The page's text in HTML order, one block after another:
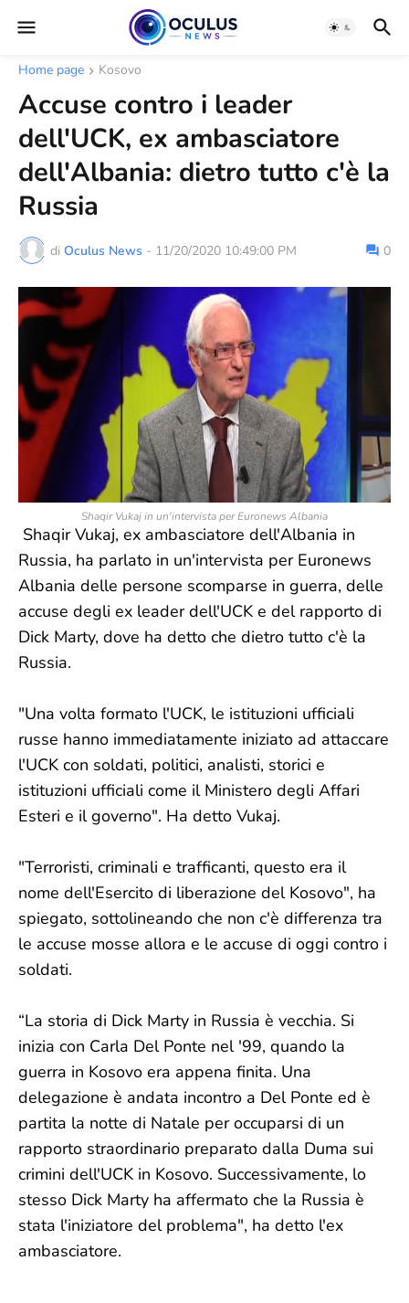
Home page Kosovo
Accuse contro i leader
dell'UCK, ex ambasciatore
dell'Albania: dietro tutto c'è la
Russia
di Oculus News - 11/20/2020 10:49:00 PM 0
Shaqir Vukaj in un'intervista per Euronews Albania
Shaqir Vukaj, ex ambasciatore dell'Albania in
Russia, ha parlato in un'intervista per Euronews
Albania delle persone scomparse in guerra, delle
accuse degli ex leader dell'UCK e del rapporto di
Dick Marty, dove ha detto che dietro tutto c'è la
Russia.
"Una volta formato l'UCK, le istituzioni ufficiali
russe hanno immediatamente iniziato ad attaccare
l'UCK con soldati, politici, analisti, storici e
istituzioni ufficiali come il Ministero degli Affari
Esteri e il governo". Ha detto Vukaj.
"Terroristi, criminali e trafficanti, questo era il
nome dell'Esercito di liberazione del Kosovo", ha
spiegato, sottolineando che non c'è differenza tra
le accuse mosse allora e le accuse di oggi contro i
soldati.
“La storia di Dick Marty in Russia è vecchia. Si
inizia con Carla Del Ponte nel '99, quando la
guerra in Kosovo era appena finita. Una
delegazione è andata incontro a Del Ponte ed è
partita la notte di Natale per occuparsi di un
rapporto straordinario preparato dalla Duma sui
crimini dell'UCK in Kosovo. Successivamente, lo
stesso Dick Marty ha affermato che la Russia è
stata l'iniziatore del problema", ha detto l'ex
ambasciatore.